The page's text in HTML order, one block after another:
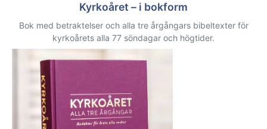
Kyrkoåret – i bokform
Bok med betraktelser och alla tre årgångars bibeltexter för
kyrkoårets alla 77 söndagar och högtider.